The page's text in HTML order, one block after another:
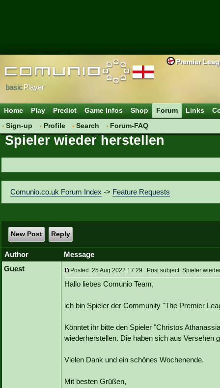
Premier
basicPlayer
Home Play Predict Game Infos Shop
Forum
Sign-up
Profile Search Forum-FAQ
Links
Spieler wieder herstellen
Comunio.co.uk Forum Index -> Feature Requests
New Post Reply
Author
Message
Guest
Posted: 25 Aug 2022 17:29 Post subject: Spieler
Hallo liebes Comunio Team,
ich bin Spieler der Community "The Premier
Könntet ihr bitte den Spieler "Christos
wiederherstellen. Die haben sich aus Versehen
Vielen Dank und ein schönes Wochenende.
Mit besten Grüßen,